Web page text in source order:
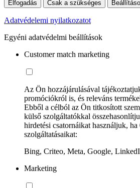
Elfogadás Csak a szükséges
Adatvédelemi nyilatkozatot
Egyéni adatvédelmi beállítások
Customer match marketing
Az Ön hozzájárulásával
promóciókról is, és releváns
Ebből a célból az Ön titkosított
külső szolgáltatókkal
hirdetési csatornáikat használjuk, ha
szolgáltatásaikat:
Bing, Criteo, Meta, Google,
Marketing